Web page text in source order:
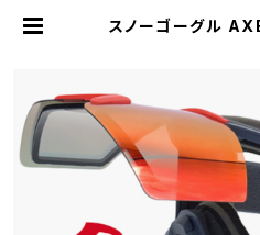
スノーゴーグル
スキー スノボー ミ
グレー フレーム メ
ト対応 可能 | 【サン
ネ・サングラス